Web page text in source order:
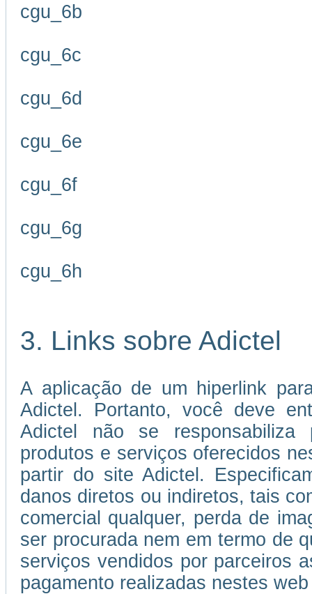
cgu_6b
cgu_6c
cgu_6d
cgu_6e
cgu_6f
cgu_6g
cgu_6h
3. Links sobre Adictel
A aplicação de um hiperlink
Adictel. Portanto, você deve
Adictel não se responsabiliza
produtos e serviços oferecidos
partir do site Adictel.
danos diretos ou indiretos, tais
comercial qualquer, perda de
ser procurada nem em termo de
serviços vendidos por parceiros
pagamento realizadas nestes